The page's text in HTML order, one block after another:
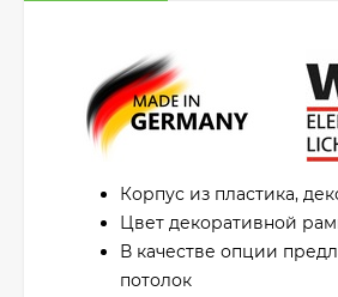
Корпус из пластика,
Цвет декоративной
В качестве опции
потолок